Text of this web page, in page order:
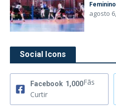
Feminino
agosto
Social Icons
Facebook 1,000Fãs
Curtir